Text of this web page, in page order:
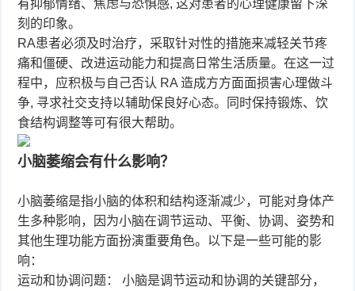
有抑郁情绪、焦虑与恐惧感, 这对患者的心理健康留下深
刻的印象。
RA患者必须及时治疗，采取针对性的措施来减轻关节疼
痛和僵硬、改进运动能力和提高日常生活质量。在这一过
程中，应积极与自己否认 RA 造成方方面面损害心理做斗
争, 寻求社交支持以辅助保良好心态。同时保持锻炼、饮
食结构调整等可有很大帮助。
小脑萎缩会有什么影响？
小脑萎缩是指小脑的体积和结构逐渐减少，可能对身体产
生多种影响，因为小脑在调节运动、平衡、协调、姿势和
其他生理功能方面扮演重要角色。以下是一些可能的影
响：
运动和协调问题： 小脑是调节运动和协调的关键部分，